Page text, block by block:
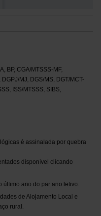
BP, CGA/MTSSS-MF,
MJ, DGS/MS, DGT/MCT-
ISS/MTSSS, SIBS,
é assinalada por quebra
disponível clicando
último ano do par ano letivo.
de Alojamento Local e
rural.